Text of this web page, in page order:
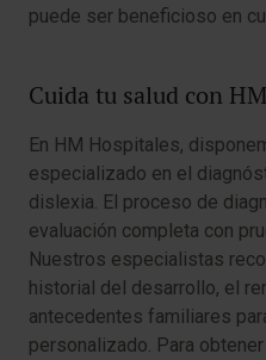
puede ser beneficioso en
Cuida tu salud con
En HM Hospitales,
especializado en el
dislexia. El proceso de
evaluación completa con
Nuestros especialistas
historial del desarrollo, el
antecedentes familiares
personalizado. Para